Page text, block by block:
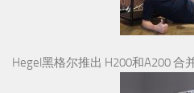
Hegel黑格尔推出 H200和A200 合